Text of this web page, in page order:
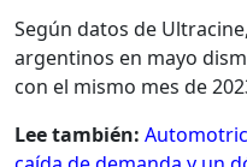
Según datos de
argentinos en mayo
con el mismo mes de
Lee también: